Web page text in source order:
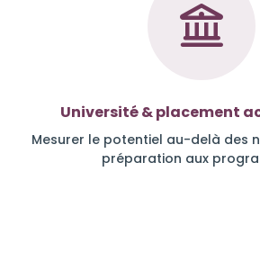
Université & placement
Mesurer le potentiel au-delà des
préparation aux